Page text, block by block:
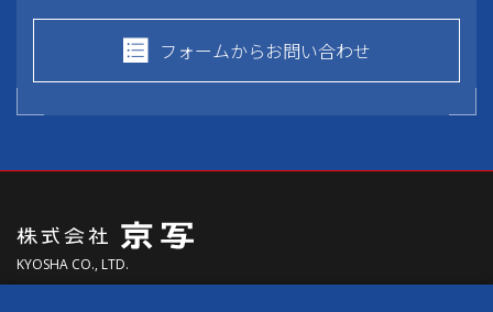
フォームからお問い合わせ
KYOSHA CO., LTD.